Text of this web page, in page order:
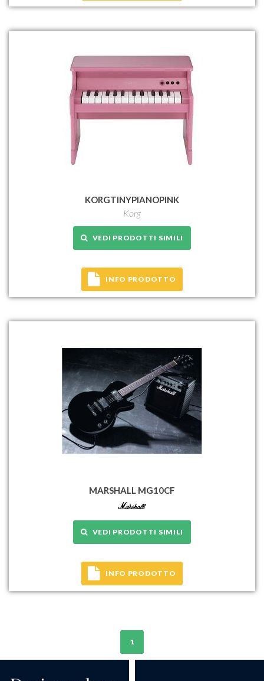
KORGTINYPIANOPINK
Korg
VEDI PRODOTTI SIMILI
INFO PRODOTTO
MARSHALL MG10CF
VEDI PRODOTTI SIMILI
INFO PRODOTTO
1